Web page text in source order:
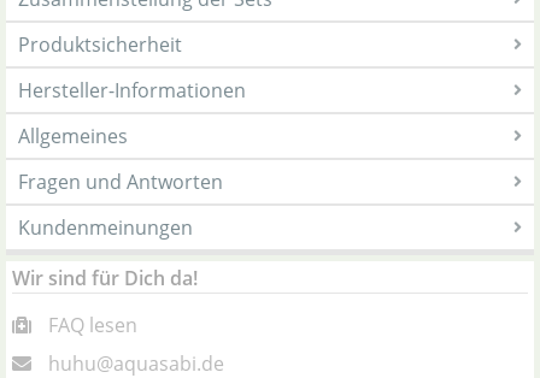
Produktsicherheit
Hersteller-Informationen
Allgemeines
Fragen und Antworten
Kundenmeinungen
Wir sind für Dich da!
FAQ lesen
huhu@aquasabi.de